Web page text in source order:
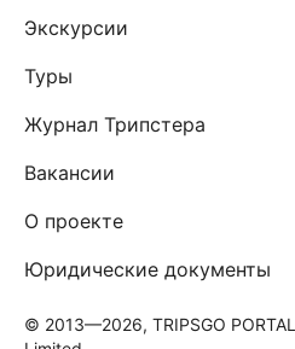
Экскурсии
Туры
Журнал Трипстера
Вакансии
О проекте
Юридические документы
© 2013—2026, TRIPSGO